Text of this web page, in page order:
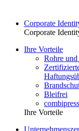
Corporate
Corporate
Ihre Vorteile
Rohre
Bleifrei
Ihre Vorteile